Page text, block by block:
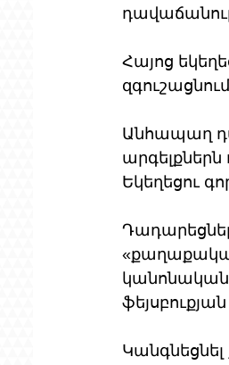
Հայոց
Անհապաղ
Եկեղեցու
կանոնական